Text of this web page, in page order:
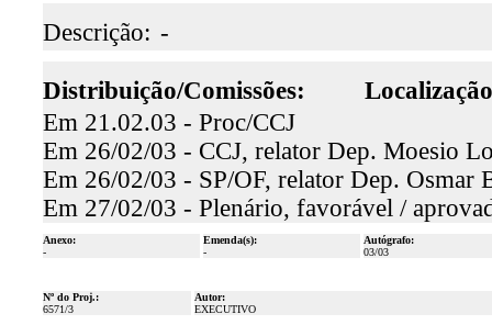
Descrição: -
Distribuição/Comissões:
Em 21.02.03 - Proc/CCJ
Em 26/02/03 - CCJ, relator Dep. Moesio
Em 26/02/03 - SP/OF, relator Dep. Osmar
Em 27/02/03 - Plenário, favorável /
Anexo:
-
Emenda(s):
-
Autógrafo:
03/03
Nº do Proj.:
6571/3
Autor:
EXECUTIVO